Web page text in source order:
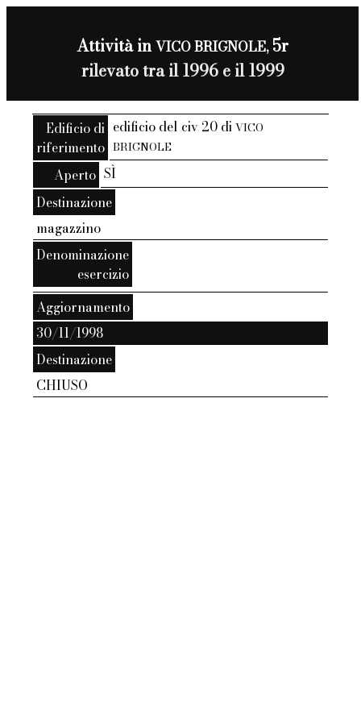
Attività inVICO BRIGNOLE,5r
rilevato tra il 1996 e il 1999
Edificio di
riferimento
edificio del civ 20 diVICO
BRIGNOLE
Aperto SÌ
Destinazione
magazzino
Denominazione
esercizio
Aggiornamento
30/11/1998
Destinazione
CHIUSO